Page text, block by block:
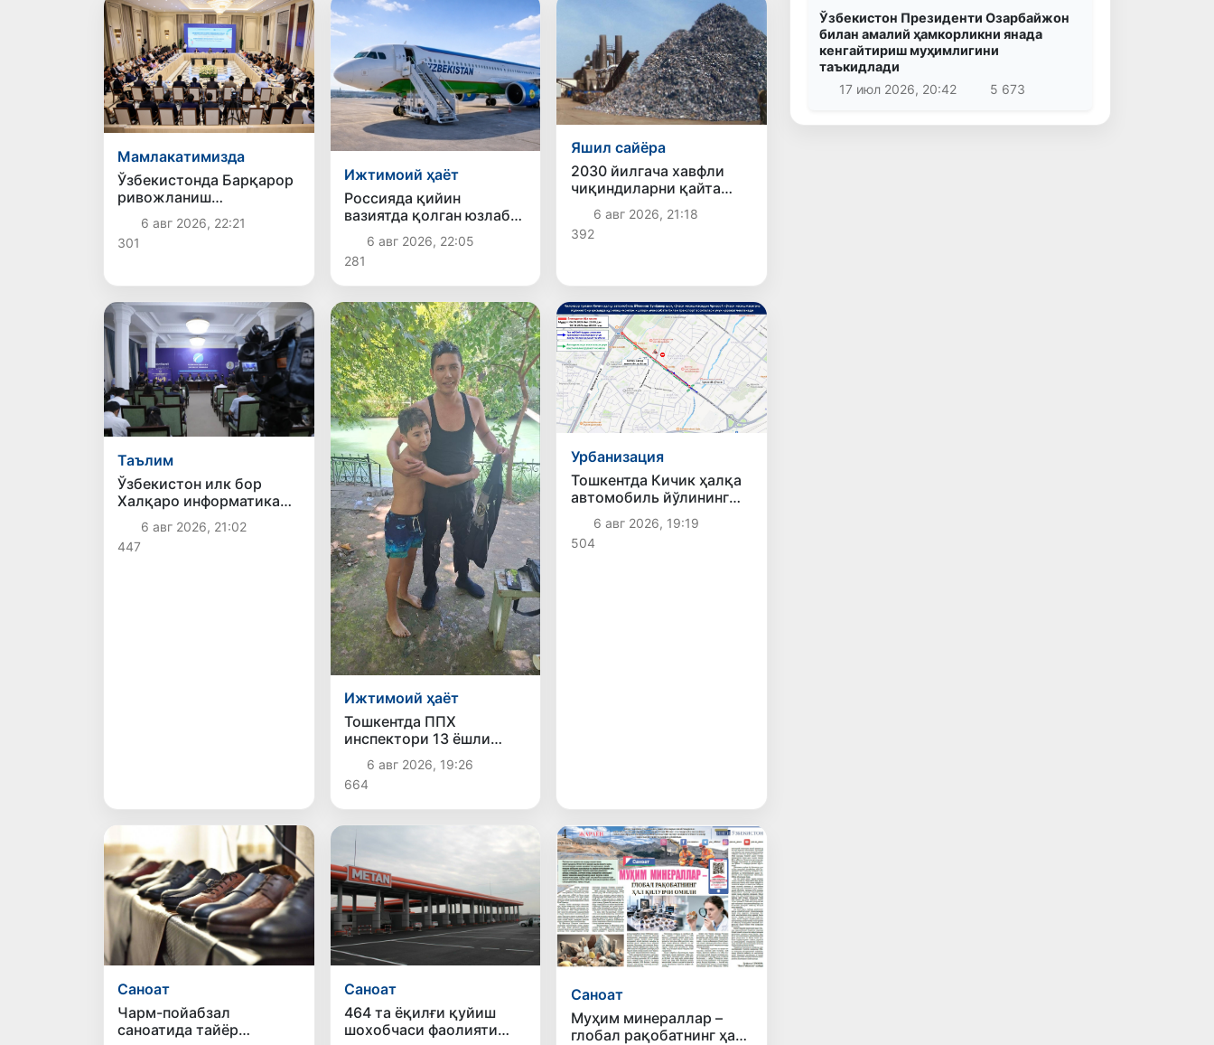
Мамлакатимизда
Ўзбекистонда Барқарор
ривожланиш
мақсадлари ойлигига
старт берилди
6 авг 2026, 22:21
301
Ижтимоий ҳаёт
Россияда қийин
вазиятда қолган юзлаб
ўзбекистонликлар ортга
қайтарилди
6 авг 2026, 22:05
281
Яшил сайёра
2030 йилгача хавфли
чиқиндиларни қайта
ишлаш даражаси 20
фоизга етказилади
6 авг 2026, 21:18
392
Таълим
Ўзбекистон илк бор
Халқаро информатика
олимпиадаси — IOI
2026га мезбонлик
қилади
6 авг 2026, 21:02
447
Ижтимоий ҳаёт
Тошкентда ППХ
инспектори 13 ёшли
болани қутқариб қолди
6 авг 2026, 19:26
664
Урбанизация
Тошкентда Кичик ҳалқа
автомобиль йўлининг
бир қисмида ҳаракат
вақтинча чекланади
6 авг 2026, 19:19
504
Саноат
Чарм-пойабзал
саноатида тайёр
Саноат
464 та ёқилғи қуйиш
шохобчаси фаолияти
Саноат
Муҳим минераллар –
глобал рақобатнинг ҳал
Ўзбекистон Президенти Озарбайжон
билан амалий ҳамкорликни янада
кенгайтириш муҳимлигини
таъкидлади
17 июл 2026, 20:42
5 673